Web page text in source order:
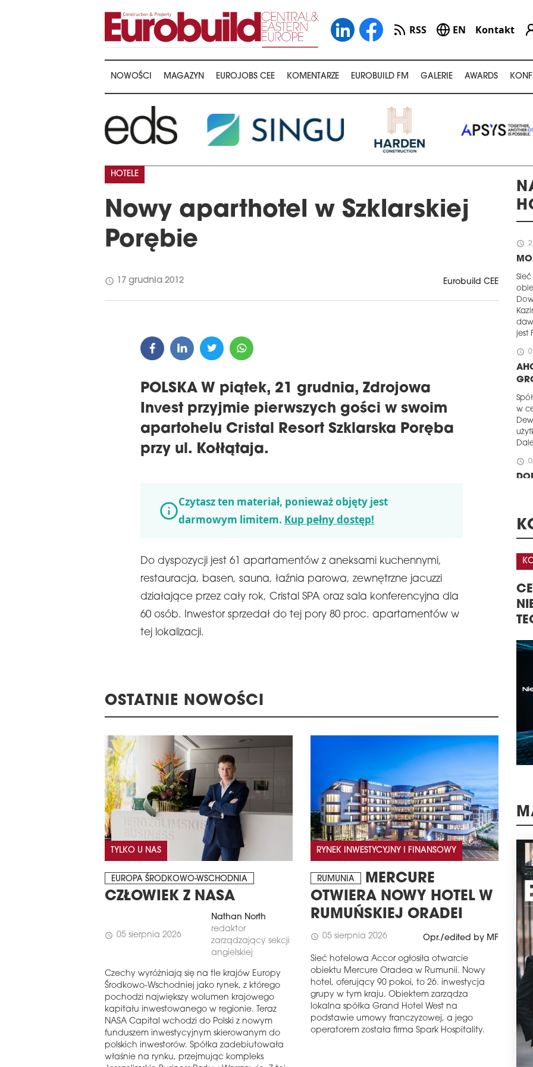
RSS EN Kontakt
NOWOŚCI MAGAZYN EUROJOBS CEE KOMENTARZE EUROBUILD FM GALERIE AWARDS
Nowy aparthotel w Szklarskiej
Porębie
HOTELE
schedule 17 grudnia 2012 Eurobuild CEE
POLSKA W piątek, 21 grudnia, Zdrojowa
Invest przyjmie pierwszych gości w swoim
apartohelu Cristal Resort Szklarska Poręba
przy ul. Kołłątaja.
Czytasz ten materiał, ponieważ objęty jest
darmowym limitem. Kup pełny dostęp!
Do dyspozycji jest 61 apartamentów z aneksami kuchennymi,
restauracja, basen, sauna, łaźnia parowa, zewnętrzne jacuzzi
działające przez cały rok, Cristal SPA oraz sala konferencyjna dla
60 osób. Inwestor sprzedał do tej pory 80 proc. apartamentów w
tej lokalizacji.
OSTATNIE NOWOŚCI
TYLKO U NAS
EUROPA ŚRODKOWO-WSCHODNIA
CZŁOWIEK Z NASA
schedule 05 sierpnia 2026
Nathan North
redaktor
zarządzający sekcji
angielskiej
Czechy wyróżniają się na tle krajów Europy
Środkowo-Wschodniej jako rynek, z którego
pochodzi największy wolumen krajowego
kapitału inwestowanego w regionie. Teraz
NASA Capital wchodzi do Polski z nowym
funduszem inwestycyjnym skierowanym do
polskich inwestorów. Spółka zadebiutowała
właśnie na rynku, przejmując kompleks
RYNEK INWESTYCYJNY I FINANSOWY
RUMUNIA
MERCURE
OTWIERA NOWY HOTEL W
RUMUŃSKIEJ ORADEI
schedule 05 sierpnia 2026 Opr./edited by MF
Sieć hotelowa Accor ogłosiła otwarcie
obiektu Mercure Oradea w Rumunii. Nowy
hotel, oferujący 90 pokoi, to 26. inwestycja
grupy w tym kraju. Obiektem zarządza
lokalna spółka Grand Hotel West na
podstawie umowy franczyzowej, a jego
operatorem została firma Spark Hospitality.
schedule
jest
schedule
w
schedule
schedule
W
schedule
schedule
w
r.
schedule
o
AWARDS 2026
22. KONFERENCJA
MAGAZYNÓW I LOGISTYKI W
REGIONIE CEE
KONFERENCJA
CENTRA DANYCH –
NIERUCHOMOŚCI,
TECHNOLOGIE, INWESTYCJE